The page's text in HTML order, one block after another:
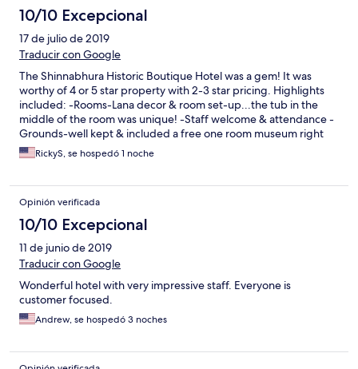
10/10 Excepcional
17 de julio de 2019
Traducir con Google
The Shinnabhura Historic Boutique Hotel was a gem! It was
worthy of 4 or 5 star property with 2-3 star pricing. Highlights
included: -Rooms-Lana decor & room set-up...the tub in the
middle of the room was unique! -Staff welcome & attendance -
Grounds-well kept & included a free one room museum right
above the lobby entrance. -Breakfast was really good which for
me means good coffee, omelette made to order & a good
“favorite hotel in all of Thailand!” That is saying a lot when we
have lived in Thailand for over 20 years!
RickyS, se hospedó 1 noche
Opinión verificada
10/10 Excepcional
11 de junio de 2019
Traducir con Google
Wonderful hotel with very impressive staff. Everyone is
customer focused.
Andrew, se hospedó 3 noches